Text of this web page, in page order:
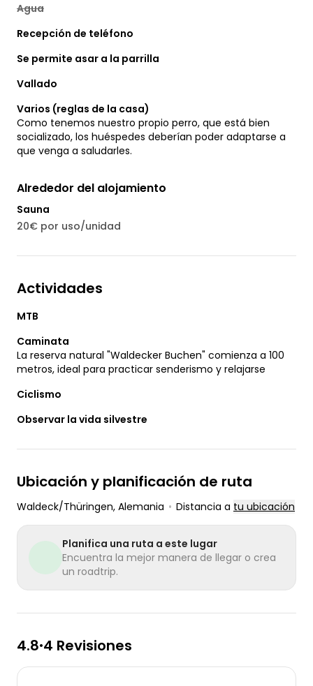
Agua
Recepción de teléfono
Se permite asar a la parrilla
Vallado
Varios (reglas de la casa)
Como tenemos nuestro propio perro, que está bien
socializado, los huéspedes deberían poder adaptarse a
que venga a saludarles.
Alrededor del alojamiento
Sauna
20€ por uso/unidad
Actividades
MTB
Caminata
La reserva natural "Waldecker Buchen" comienza a 100
metros, ideal para practicar senderismo y relajarse
Ciclismo
Observar la vida silvestre
Ubicación y planificación de ruta
Waldeck/Thüringen, Alemania • Distancia a tu ubicación
Planifica una ruta a este lugar
Encuentra la mejor manera de llegar o crea
un roadtrip.
4.8•4 Revisiones